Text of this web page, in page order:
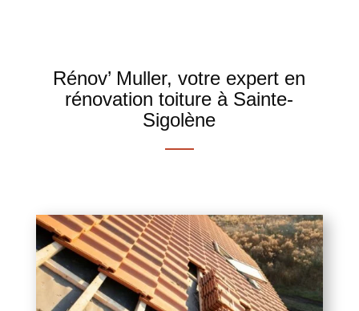
Rénov’ Muller, votre expert en
rénovation toiture à Sainte-
Sigolène